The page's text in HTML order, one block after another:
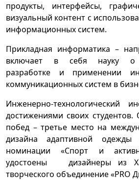
продукты, интерфейсы,
визуальный контент с
информационных систем.
Прикладная информатика –
включает в себя науку о
разработке и применении
коммуникационных систем в
Инженерно-технологический
достижениями своих
побед – третье место на
дизайна адаптивной
номинации «Спорт и
удостоены дизайнеры из
творческого объединение «PRO